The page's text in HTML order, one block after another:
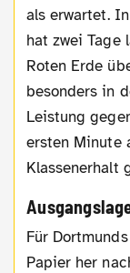
als erwartet.
hat zwei Tage
Roten Erde
besonders in
Leistung
ersten Minute
Klassenerhalt
Für Dortmunds Amateure war die Aufgabe auf dem
Papier her